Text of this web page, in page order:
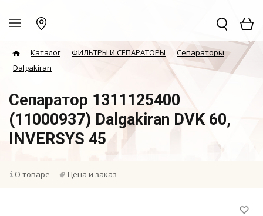
Каталог ФИЛЬТРЫ И СЕПАРАТОРЫ
Сепараторы
Dalgakiran
Сепаратор 1311125400
(11000937) Dalgakiran DVK 60,
INVERSYS 45
О товаре Цена и заказ